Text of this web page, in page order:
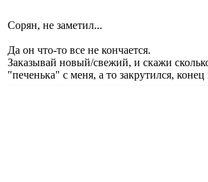
Сорян, не заметил...
Да он что-то все не кончается.
Заказывай новый/свежий, и скажи
"печенька" с меня, а то закрутился, конец